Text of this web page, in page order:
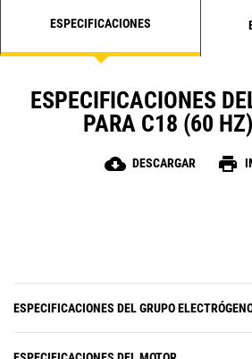
ESPECIFICACIONES
ESPECIFICACIONES
PARA C18 (60
cloud_download DESCARGAR print
ESPECIFICACIONES DEL GRUPO